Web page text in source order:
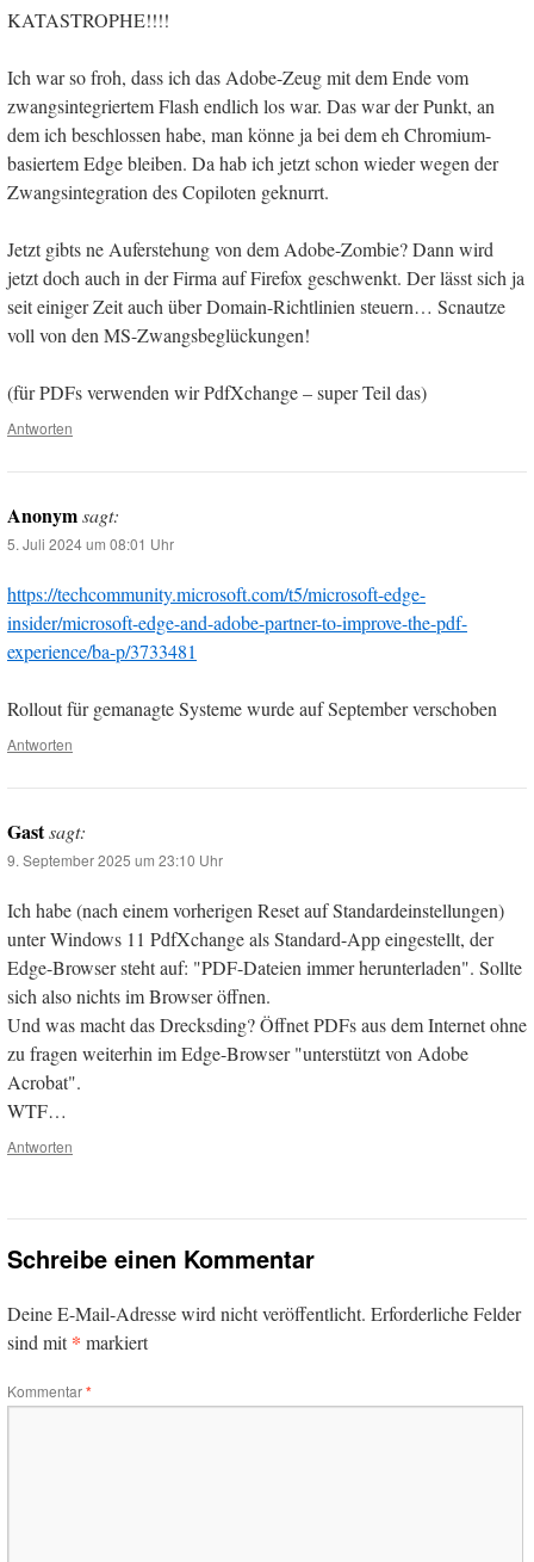
KATASTROPHE!!!!
Ich war so froh, dass ich das Adobe-Zeug mit dem Ende vom
zwangsintegriertem Flash endlich los war. Das war der Punkt, an
dem ich beschlossen habe, man könne ja bei dem eh Chromium-
basiertem Edge bleiben. Da hab ich jetzt schon wieder wegen der
Zwangsintegration des Copiloten geknurrt.
Jetzt gibts ne Auferstehung von dem Adobe-Zombie? Dann wird
jetzt doch auch in der Firma auf Firefox geschwenkt. Der lässt sich ja
seit einiger Zeit auch über Domain-Richtlinien steuern… Scnautze
voll von den MS-Zwangsbeglückungen!
(für PDFs verwenden wir PdfXchange – super Teil das)
Antworten
Anonymsagt:
5. Juli 2024 um 08:01 Uhr
https://techcommunity.microsoft.com/t5/microsoft-edge-
insider/microsoft-edge-and-adobe-partner-to-improve-the-pdf-
experience/ba-p/3733481
Rollout für gemanagte Systeme wurde auf September verschoben
Antworten
Gastsagt:
9. September 2025 um 23:10 Uhr
Ich habe (nach einem vorherigen Reset auf Standardeinstellungen)
unter Windows 11 PdfXchange als Standard-App eingestellt, der
Edge-Browser steht auf: "PDF-Dateien immer herunterladen". Sollte
sich also nichts im Browser öffnen.
Und was macht das Drecksding? Öffnet PDFs aus dem Internet ohne
zu fragen weiterhin im Edge-Browser "unterstützt von Adobe
Acrobat".
WTF…
Antworten
Schreibe einen Kommentar
Deine E-Mail-Adresse wird nicht veröffentlicht. Erforderliche Felder
sind mit* markiert
Kommentar*